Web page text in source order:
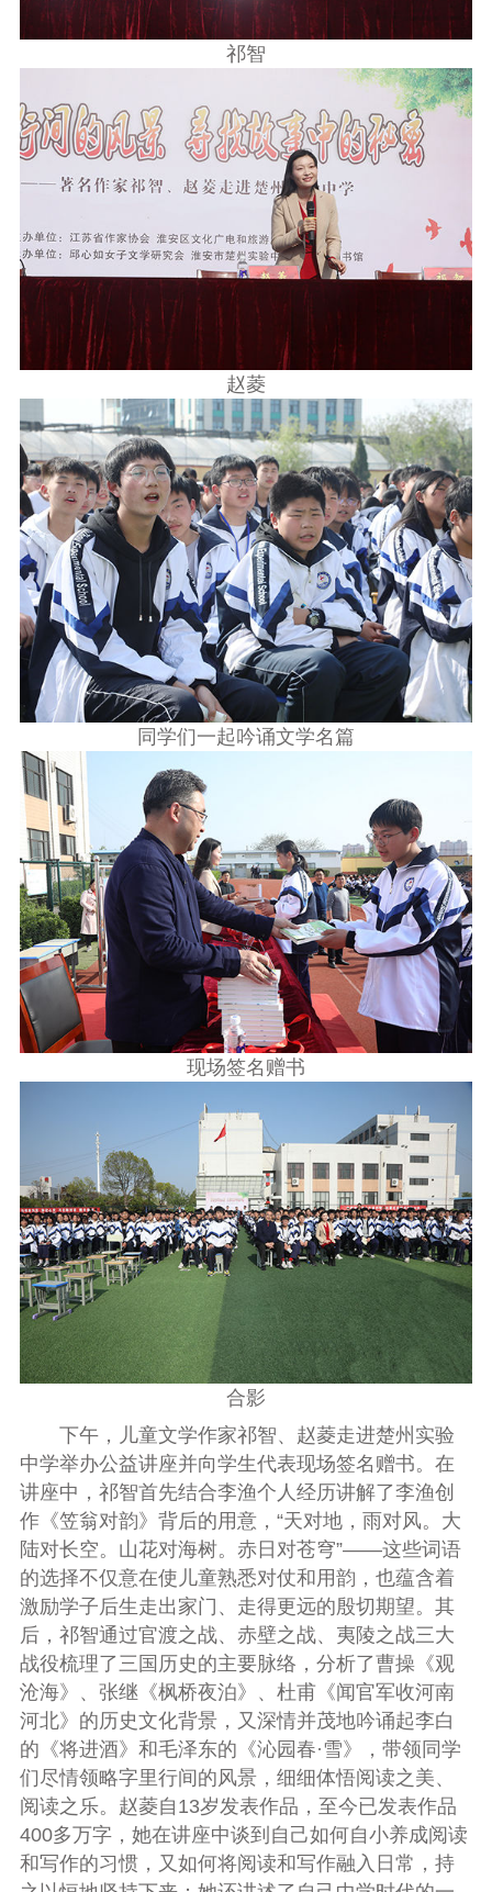
祁智
赵菱
同学们一起吟诵文学名篇
现场签名赠书
合影
下午，儿童文学作家祁智、赵菱走进楚州实验
中学举办公益讲座并向学生代表现场签名赠书。在
讲座中，祁智首先结合李渔个人经历讲解了李渔创
作《笠翁对韵》背后的用意，“天对地，雨对风。大
陆对长空。山花对海树。赤日对苍穹”——这些词语
的选择不仅意在使儿童熟悉对仗和用韵，也蕴含着
激励学子后生走出家门、走得更远的殷切期望。其
后，祁智通过官渡之战、赤壁之战、夷陵之战三大
战役梳理了三国历史的主要脉络，分析了曹操《观
沧海》、张继《枫桥夜泊》、杜甫《闻官军收河南
河北》的历史文化背景，又深情并茂地吟诵起李白
的《将进酒》和毛泽东的《沁园春·雪》，带领同学
们尽情领略字里行间的风景，细细体悟阅读之美、
阅读之乐。赵菱自 13岁发表作品，至今已发表作品
400多万字，她在讲座中谈到自己如何自小养成阅读
和写作的习惯，又如何将阅读和写作融入日常，持